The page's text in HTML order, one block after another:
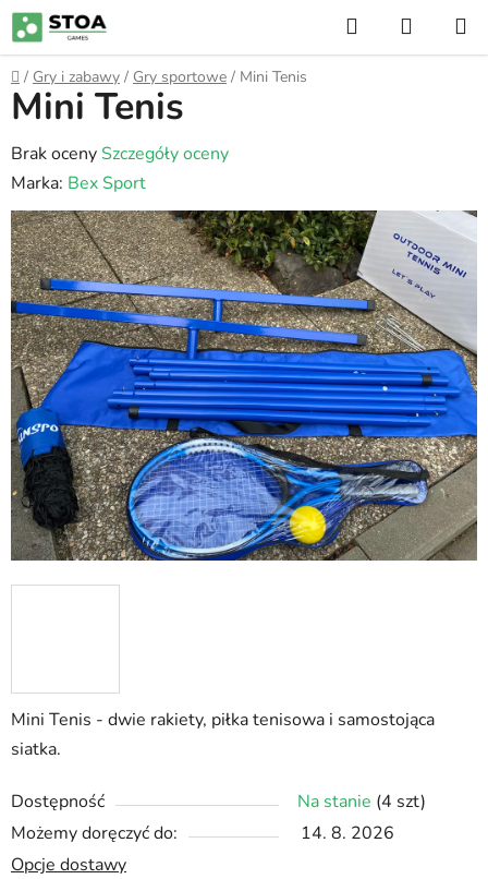
Przejść
do
treści
Szukaj
Home
/ Gry i zabawy / Gry sportowe / Mini Tenis
Mini Tenis - dwie rakiety, piłka tenisowa i samostojąca
siatka.
Dostępność Na stanie (4 szt)
Możemy doręczyć do:
14. 8. 2026
Opcje dostawy
Mini Tenis
Średnia
ocena
produktu
wynosi
0,0
na
5
gwiazdek.
Brak ocenySzczegóły oceny
Marka: Bex Sport